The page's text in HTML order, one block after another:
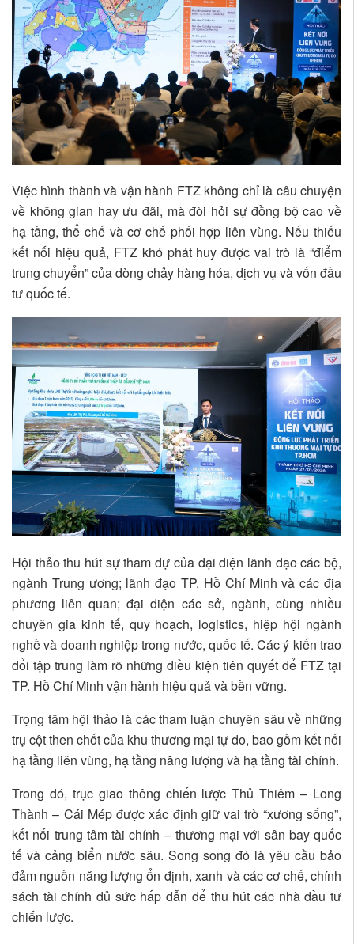
Việc hình thành và vận hành FTZ không chỉ là câu chuyện
về không gian hay ưu đãi, mà đòi hỏi sự đồng bộ cao về
hạ tầng, thể chế và cơ chế phối hợp liên vùng. Nếu thiếu
kết nối hiệu quả, FTZ khó phát huy được vai trò là “điểm
trung chuyển” của dòng chảy hàng hóa, dịch vụ và vốn đầu
tư quốc tế.
Hội thảo thu hút sự tham dự của đại diện lãnh đạo các bộ,
ngành Trung ương; lãnh đạo TP. Hồ Chí Minh và các địa
phương liên quan; đại diện các sở, ngành, cùng nhiều
chuyên gia kinh tế, quy hoạch, logistics, hiệp hội ngành
nghề và doanh nghiệp trong nước, quốc tế. Các ý kiến trao
đổi tập trung làm rõ những điều kiện tiên quyết để FTZ tại
TP. Hồ Chí Minh vận hành hiệu quả và bền vững.
Trọng tâm hội thảo là các tham luận chuyên sâu về những
trụ cột then chốt của khu thương mại tự do, bao gồm kết nối
hạ tầng liên vùng, hạ tầng năng lượng và hạ tầng tài chính.
Trong đó, trục giao thông chiến lược Thủ Thiêm – Long
Thành – Cái Mép được xác định giữ vai trò “xương sống”,
kết nối trung tâm tài chính – thương mại với sân bay quốc
tế và cảng biển nước sâu. Song song đó là yêu cầu bảo
đảm nguồn năng lượng ổn định, xanh và các cơ chế, chính
sách tài chính đủ sức hấp dẫn để thu hút các nhà đầu tư
chiến lược.